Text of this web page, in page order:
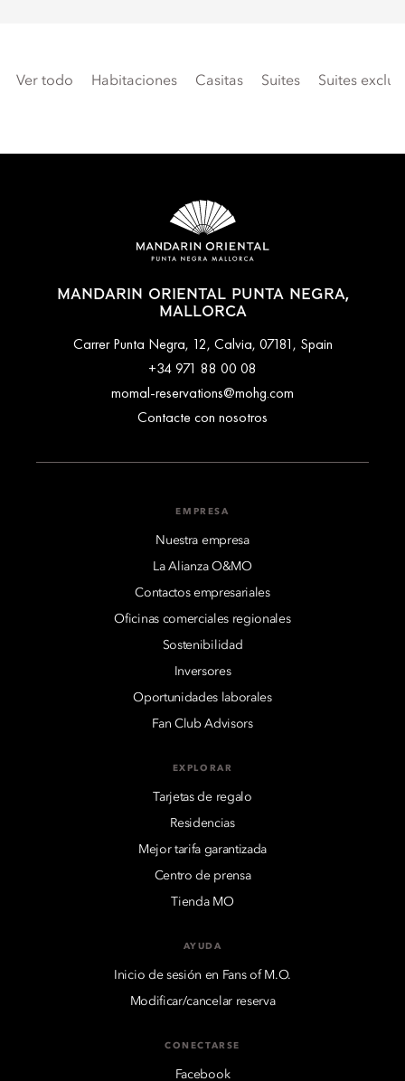
Ver todo Habitaciones Casitas Suites Suites
MANDARIN ORIENTAL PUNTA NEGRA,
MALLORCA
Carrer Punta Negra, 12, Calvia, 07181, Spain
+34 971 88 00 08
momal-reservations@mohg.com
Contacte con nosotros
EMPRESA
Nuestra empresa
La Alianza O&MO
Contactos empresariales
Oficinas comerciales regionales
Sostenibilidad
Inversores
Oportunidades laborales
Fan Club Advisors
EXPLORAR
Tarjetas de regalo
Residencias
Mejor tarifa garantizada
Centro de prensa
Tienda MO
AYUDA
Inicio de sesión en Fans of M.O.
Modificar/cancelar reserva
CONECTARSE
Facebook